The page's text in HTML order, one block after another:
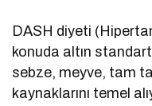
DASH diyeti
konuda altın
sebze, meyve, tam
kaynaklarını temel